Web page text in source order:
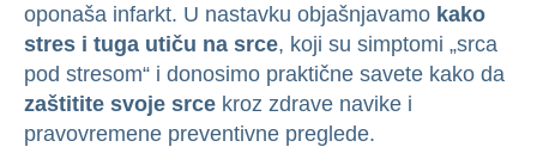
oponaša infarkt. U nastavku objašnjavamo kako
stres i tuga utiču na srce, koji su simptomi „srca
pod stresom“ i donosimo praktične savete kako da
zaštitite svoje srce kroz zdrave navike i
pravovremene preventivne preglede.